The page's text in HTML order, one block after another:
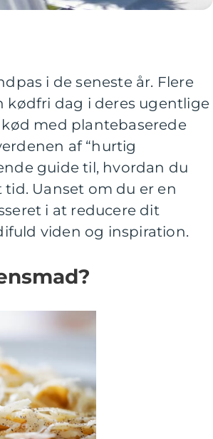
i de seneste år. Flere
kødfri dag i deres ugentlige
med plantebaserede
af “hurtig
guide til, hvordan du
Uanset om du er en
i at reducere dit
viden og inspiration.